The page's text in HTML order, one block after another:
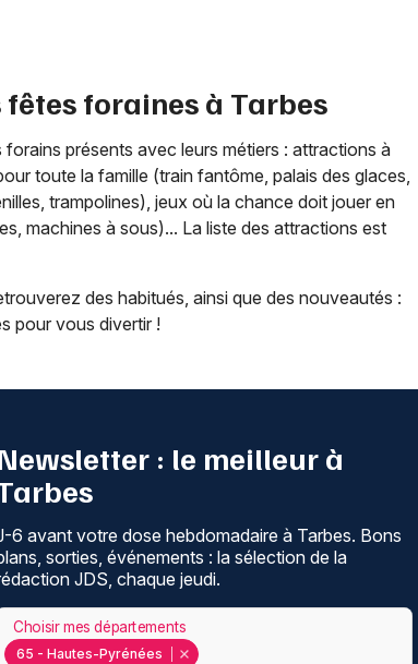
foraines à Tarbes
présents avec leurs métiers : attractions à
toute la famille (train fantôme, palais des glaces,
trampolines), jeux où la chance doit jouer en
machines à sous)... La liste des attractions est
des habitués, ainsi que des nouveautés :
pour vous divertir !
: le meilleur à
6 avant votre dose hebdomadaire à Tarbes. Bons
sorties, événements : la sélection de la
JDS, chaque jeudi.
65 - Hautes-Pyrénées
Choisir mes départements